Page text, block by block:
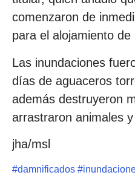
comenzaron de
para el alojamiento
Las inundaciones
días de aguaceros
además destruyeron
arrastraron animales
jha/msl
#damnificados #